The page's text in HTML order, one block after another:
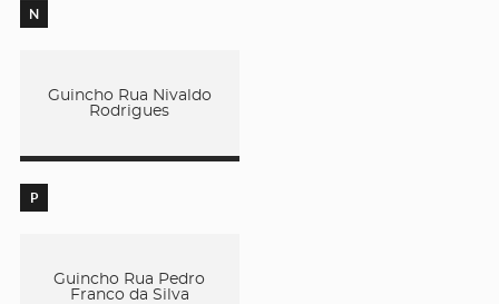
N
Guincho Rua Nivaldo
Rodrigues
P
Guincho Rua Pedro
Franco da Silva